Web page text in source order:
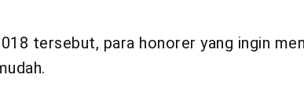
tersebut, para honorer yang ingin